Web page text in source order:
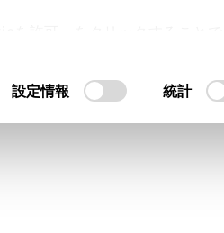
い。
設定情報 統計